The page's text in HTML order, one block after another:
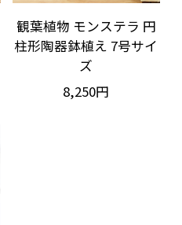
観葉植物 モンステラ 円
柱形陶器鉢植え 7号サイ
ズ
8,250円